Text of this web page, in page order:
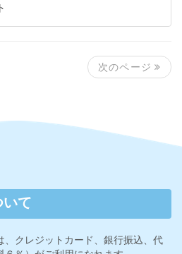
ト
次のページ
て
、クレジットカード、銀行振込、代